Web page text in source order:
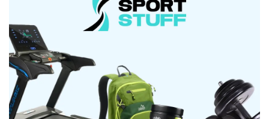
валин 1033 мг Всего 8666 мг Условно
незаменимые аминокислоты (CAA) L-аргинин 745
мг L-цистеин 592 мг L-глутамин и L-глутаминовая
кислота 4351 мг L-пролин 1026 мг L-тирозин 553
мг Всего 7267 мг Незаменимые аминокислоты
(NAA) L-аланин 890 мг L-аспарагин и L-
аспарагиновая кислота 1987 мг Глицин 333 мг L-
серин 883 мг Всего 4093 мг Состав Изолят